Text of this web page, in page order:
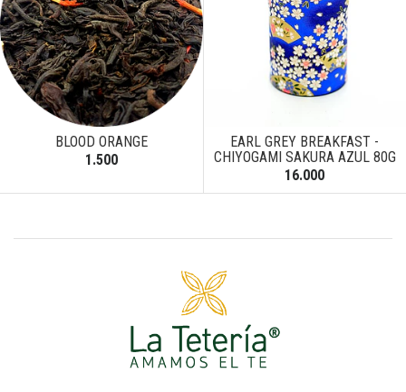
BLOOD ORANGE
1.500
EARL GREY BREAKFAST -
CHIYOGAMI SAKURA AZUL 80G
16.000